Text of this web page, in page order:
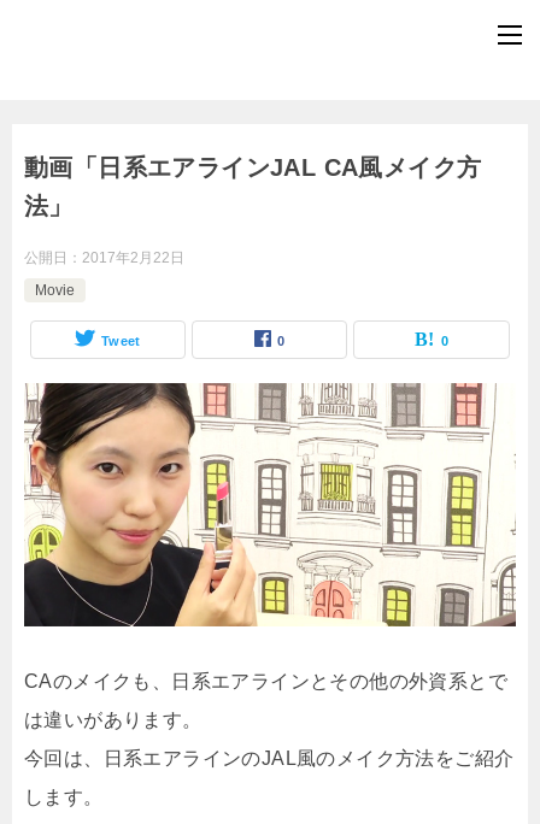
動画「日系エアラインJAL CA風メイク方
法」
公開日： 2017年2月22日
Movie
Tweet 0 0
CAのメイクも、日系エアラインとその他の外資系とで
は違いがあります。
今回は、日系エアラインのJAL風のメイク方法をご紹介
します。